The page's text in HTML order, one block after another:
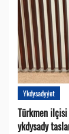
Ykdysadyýet
Türkmen
ykdysady